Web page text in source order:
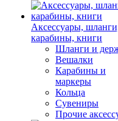
Аксессуары,
карабины, книги
Шланги и
Вешалки
Карабины и
маркеры
Кольца
Сувениры
Прочие